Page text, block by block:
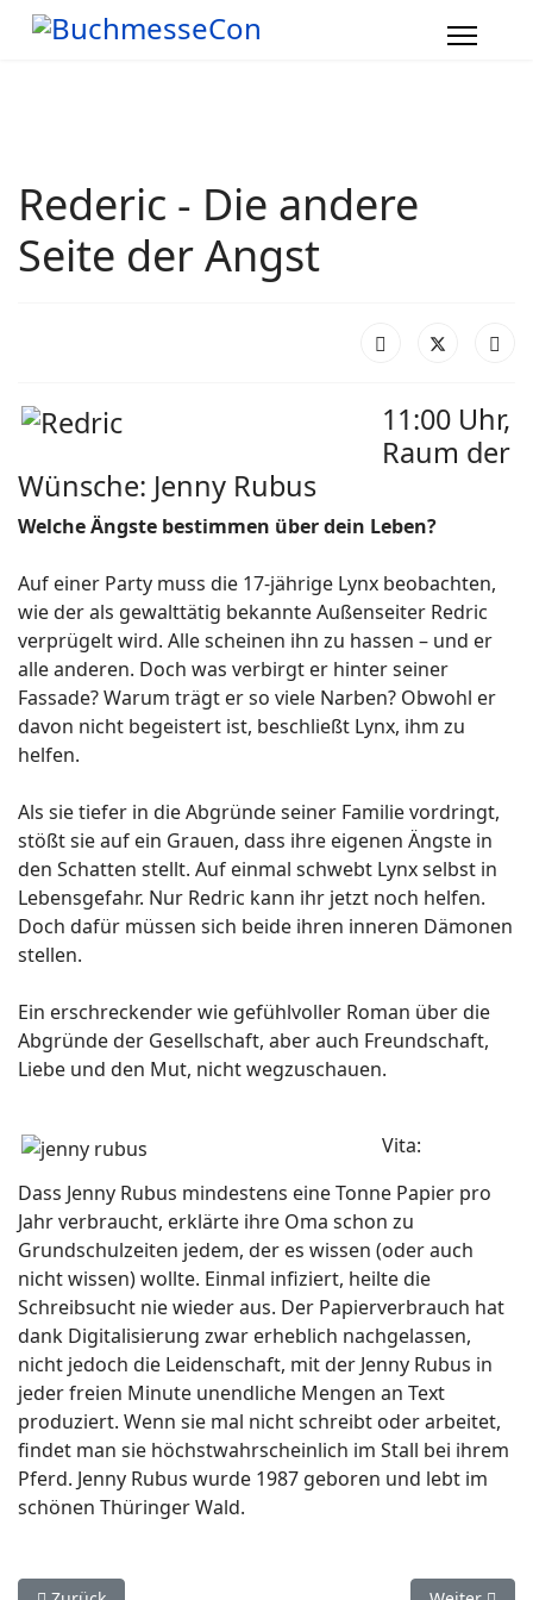
Rederic - Die andere
Seite der Angst
11:00 Uhr,
Raum der
Wünsche: Jenny Rubus
Welche Ängste bestimmen über dein Leben?
Auf einer Party muss die 17-jährige Lynx beobachten,
wie der als gewalttätig bekannte Außenseiter Redric
verprügelt wird. Alle scheinen ihn zu hassen – und er
alle anderen. Doch was verbirgt er hinter seiner
Fassade? Warum trägt er so viele Narben? Obwohl er
davon nicht begeistert ist, beschließt Lynx, ihm zu
helfen.
Als sie tiefer in die Abgründe seiner Familie vordringt,
stößt sie auf ein Grauen, dass ihre eigenen Ängste in
den Schatten stellt. Auf einmal schwebt Lynx selbst in
Lebensgefahr. Nur Redric kann ihr jetzt noch helfen.
Doch dafür müssen sich beide ihren inneren Dämonen
stellen.
Ein erschreckender wie gefühlvoller Roman über die
Abgründe der Gesellschaft, aber auch Freundschaft,
Liebe und den Mut, nicht wegzuschauen.
Vita:
Dass Jenny Rubus mindestens eine Tonne Papier pro
Jahr verbraucht, erklärte ihre Oma schon zu
Grundschulzeiten jedem, der es wissen (oder auch
nicht wissen) wollte. Einmal infiziert, heilte die
Schreibsucht nie wieder aus. Der Papierverbrauch hat
dank Digitalisierung zwar erheblich nachgelassen,
nicht jedoch die Leidenschaft, mit der Jenny Rubus in
jeder freien Minute unendliche Mengen an Text
produziert. Wenn sie mal nicht schreibt oder arbeitet,
findet man sie höchstwahrscheinlich im Stall bei ihrem
Pferd. Jenny Rubus wurde 1987 geboren und lebt im
schönen Thüringer Wald.